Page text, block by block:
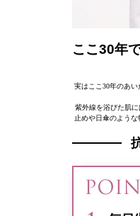
ここ30年
実はここ30年のあ
紫外線を浴びた肌
止めや日傘のよう